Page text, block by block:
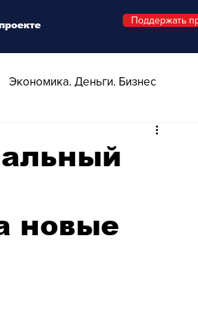
Экономика. Деньги. Бизнес
новые
Поддержать